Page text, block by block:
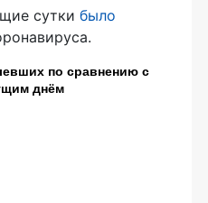
сутки было